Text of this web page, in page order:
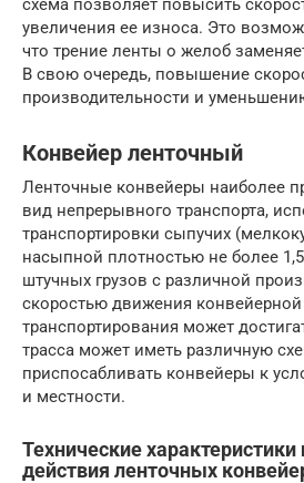
схема позволяет повысить
увеличения ее износа. Это
что трение ленты о желоб
В свою очередь, повышение
производительности и
Конвейер ленточный
Ленточные конвейеры наиболее
вид непрерывного транспорта,
транспортировки сыпучих
насыпной плотностью не более
штучных грузов с различной
скоростью движения
транспортирования может
трасса может иметь различную
приспосабливать конвейеры к
и местности.
Технические характеристики
действия ленточных